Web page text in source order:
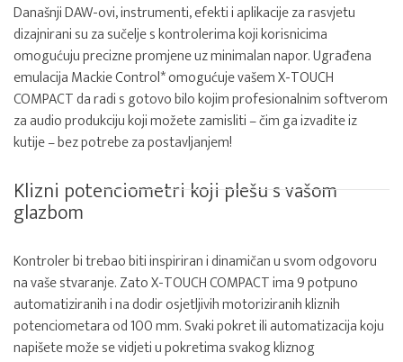
Današnji DAW-ovi, instrumenti, efekti i aplikacije za rasvjetu
dizajnirani su za sučelje s kontrolerima koji korisnicima
omogućuju precizne promjene uz minimalan napor. Ugrađena
emulacija Mackie Control* omogućuje vašem X-TOUCH
COMPACT da radi s gotovo bilo kojim profesionalnim softverom
za audio produkciju koji možete zamisliti – čim ga izvadite iz
kutije – bez potrebe za postavljanjem!
Klizni potenciometri koji plešu s vašom
glazbom
Kontroler bi trebao biti inspiriran i dinamičan u svom odgovoru
na vaše stvaranje. Zato X-TOUCH COMPACT ima 9 potpuno
automatiziranih i na dodir osjetljivih motoriziranih kliznih
potenciometara od 100 mm. Svaki pokret ili automatizacija koju
napišete može se vidjeti u pokretima svakog kliznog